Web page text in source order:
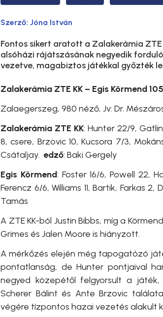
Szerző: Jóna István
Fontos sikert aratott a Zalakerámia
alsóházi rájátszásának negyedik
vezetve, magabiztos játékkal győzték
Zalakerámia ZTE KK – Egis Körmend
Zalaegerszeg, 980 néző, Jv: Dr.
Zalakerámia ZTE KK: Hunter 22/9,
8, csere, Brzovic 10, Kucsora 7/3,
Csátaljay. edző: Baki Gergely
Egis Körmend: Foster 16/6, Powell 22,
Ferencz 6/6, Williams 11, Bartik, Farkas 2,
Tamás
A ZTE KK-ból Justin Bibbs, míg a
Grimes és Jalen Moore is hiányzott.
A mérkőzés elején még tapogatózó
pontatlanság, de Hunter pontjaival
negyed közepétől felgyorsult a
Scherer Bálint és Ante Brzovic
végére tízpontos hazai vezetés alakult